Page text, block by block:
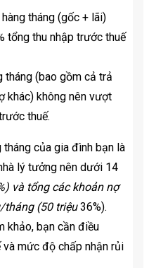
tháng (gốc + lãi)
tổng thu nhập trước thuế
tháng (bao gồm cả trả
khác) không nên vượt
thuế.
tháng của gia đình bạn là
lý tưởng nên dưới 14
và tổng các khoản nợ
tháng (50 triệu36%).
khảo, bạn cần điều
mức độ chấp nhận rủi